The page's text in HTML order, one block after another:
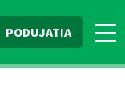
PODUJATIA